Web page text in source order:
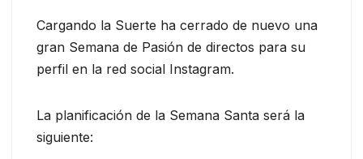
Cargando la Suerte ha cerrado de nuevo una
gran Semana de Pasión de directos para su
perfil en la red social Instagram.
La planificación de la Semana Santa será la
siguiente: